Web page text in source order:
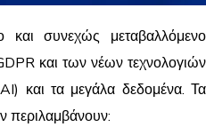
και συνεχώς μεταβαλλόμενο
και των νέων τεχνολογιών
και τα μεγάλα δεδομένα. Τα
περιλαμβάνουν: